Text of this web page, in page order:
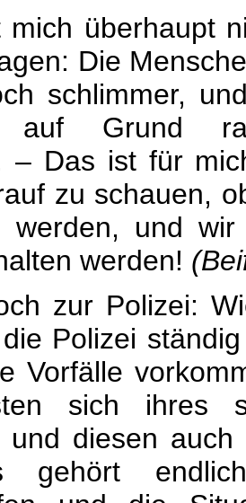
mich überhaupt
Die
schlimmer,
auf Grund
– Das ist für
zu schauen,
werden, und
werden!
zur Polizei:
Polizei
Vorfälle
sich ihres
und diesen
gehört